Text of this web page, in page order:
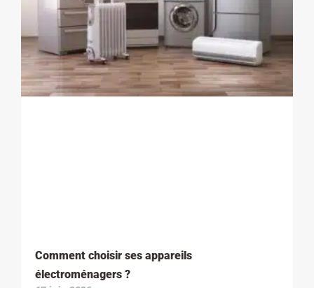
Comment choisir ses appareils
électroménagers ?